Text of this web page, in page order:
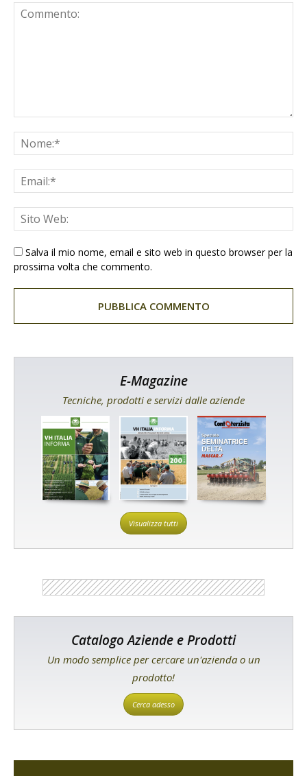
Salva il mio nome, email e sito web in questo browser per la
prossima volta che commento.
E-Magazine
Tecniche, prodotti e servizi dalle aziende
Visualizza tutti
Catalogo Aziende e Prodotti
Un modo semplice per cercare un'azienda o un
prodotto!
Cerca adesso